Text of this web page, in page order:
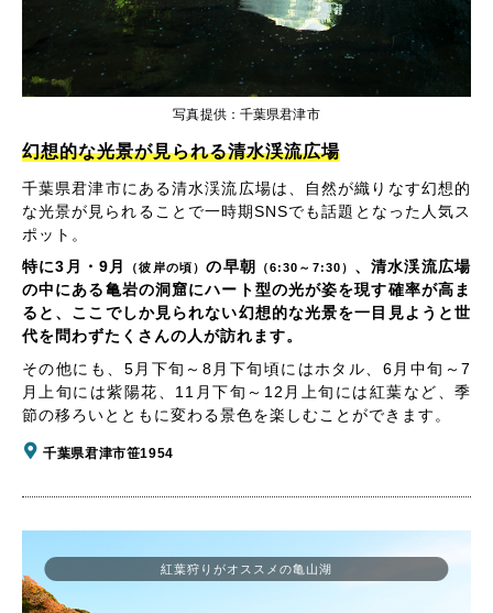
写真提供：千葉県君津市
幻想的な光景が見られる清水渓流広場
千葉県君津市にある清水渓流広場は、自然が織りなす幻想的
な光景が見られることで一時期SNSでも話題となった人気ス
ポット。
特に3月・9月
（彼岸の頃）の早朝 （6:30～7:30） 、清水渓流広場
の中にある亀岩の洞窟にハート型の光が姿を現す確率が高ま
ると、ここでしか見られない幻想的な光景を一目見ようと世
代を問わずたくさんの人が訪れます。
その他にも、5月下旬～8月下旬頃にはホタル、6月中旬～7
月上旬には紫陽花、11月下旬～12月上旬には紅葉など、季
節の移ろいとともに変わる景色を楽しむことができます。
千葉県君津市笹1954
紅葉狩りがオススメの亀山湖